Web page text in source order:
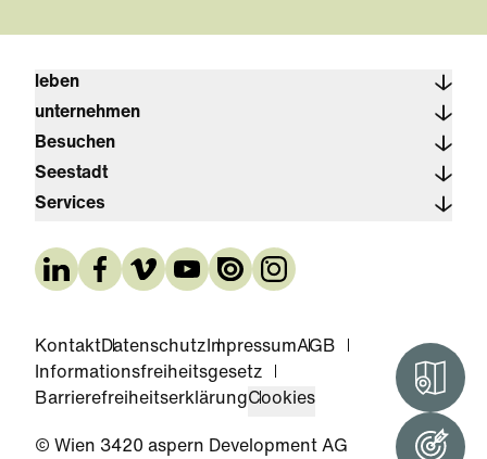
leben
unternehmen
Besuchen
Seestadt
Services
KontaktDatenschutz ImpressumAGB
Informationsfreiheitsgesetz
BarrierefreiheitserklärungCookies
© Wien 3420 aspern Development AG